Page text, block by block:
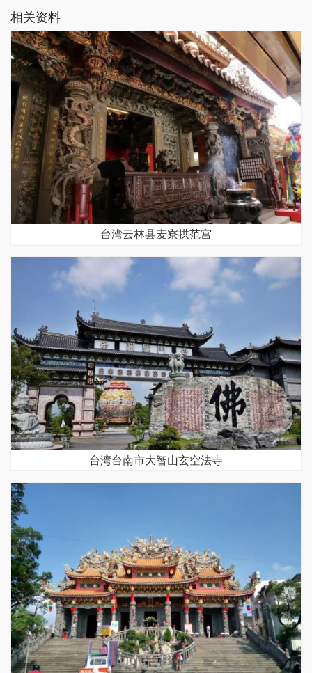
相关资料
台湾云林县麦寮拱范宫
台湾台南市大智山玄空法寺